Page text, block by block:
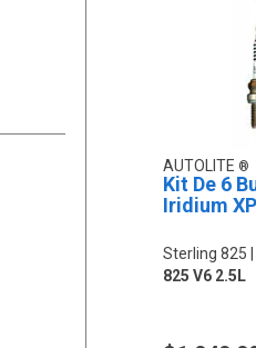
AUTOLITE
Kit De 6
Iridium XP
Sterling 825
825 V6 2.5L